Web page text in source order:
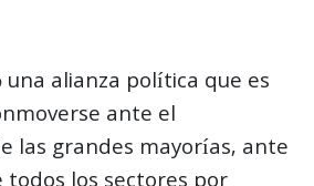
una alianza política que es
ante el
las grandes mayorías, ante